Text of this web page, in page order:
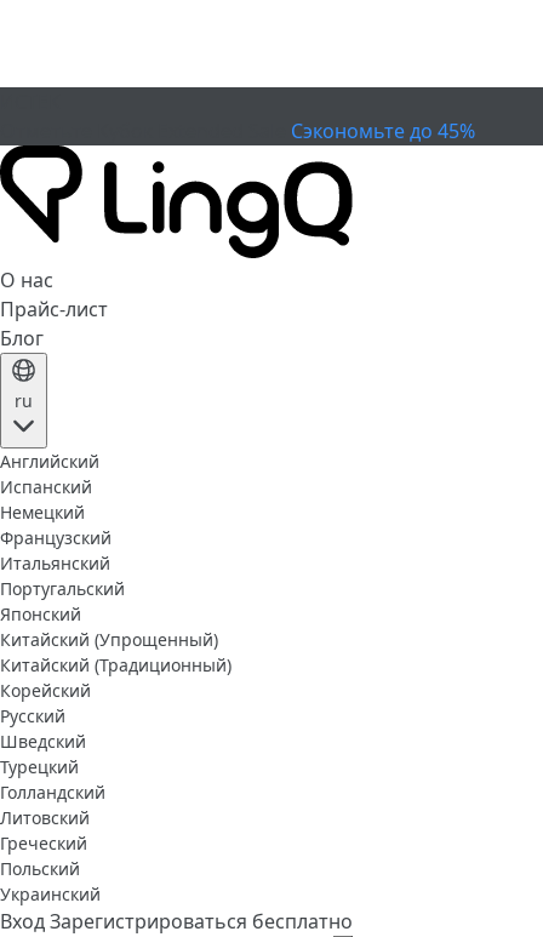
Сэкономьте до 45%
О нас
Прайс-лист
Блог
ru
Английский
Испанский
Немецкий
Французский
Итальянский
Португальский
Японский
Китайский (Упрощенный)
Китайский (Традиционный)
Корейский
Русский
Шведский
Турецкий
Голландский
Литовский
Греческий
Польский
Украинский
ВходЗарегистрироваться бесплатно